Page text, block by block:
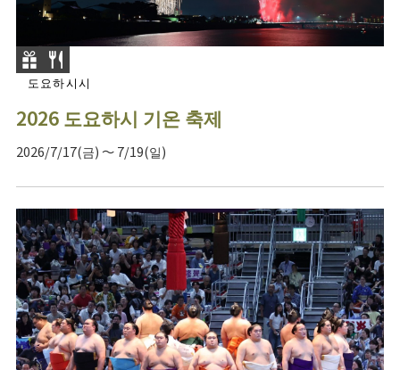
도요하시시
2026 도요하시 기온 축제
2026/7/17(금) ～ 7/19(일)